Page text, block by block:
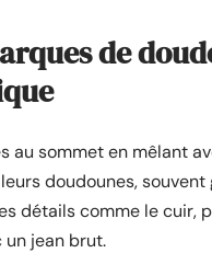
de
au sommet en mêlant
doudounes,
détails comme le cuir,
un jean brut.